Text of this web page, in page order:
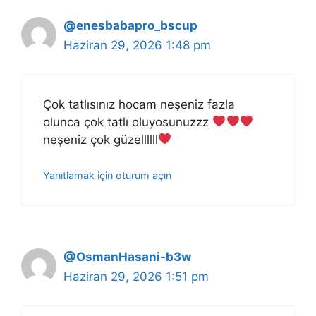
@enesbabapro_bscup
Haziran 29, 2026 1:48 pm
Çok tatlısınız hocam neşeniz fazla
olunca çok tatlı oluyosunuzzz
neşeniz çok güzellllll
Yanıtlamak için oturum açın
@OsmanHasani-b3w
Haziran 29, 2026 1:51 pm